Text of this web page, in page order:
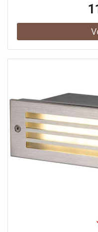
son bon
extérieurs. Depuis
synonyme de solutions
Classe de protection: I,
Détails de montage:
Largeur: 13.2 cm,
Sortie lumineuse:
lumineuse:
SDCM, Durée de vie:
100-240V ~50/60Hz,
500mA, Température
kg, Valeur nominale de